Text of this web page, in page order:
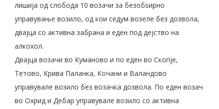
лишија од слобода 10 возачи за безобѕирно
управување возило, од кои седум возеле без дозвола,
двајца со активна забрана и еден под дејство на
алкохол.
Двајца возачи во Куманово и по еден во Скопје,
Тетово, Крива Паланка, Кочани и Валандово
управувале возило без возачка дозвола. По еден возач
во Охрид и Дебар управувале возило со активна